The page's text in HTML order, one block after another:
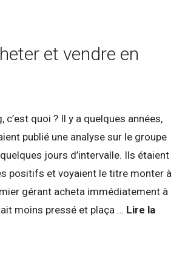
et vendre en
c’est quoi ? Il y a quelques années,
publié une analyse sur le groupe
jours d’intervalle. Ils étaient
positifs et voyaient le titre monter à
gérant acheta immédiatement à
moins pressé et plaça … Lire la